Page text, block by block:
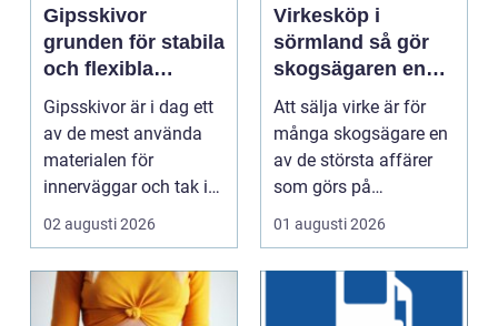
Gipsskivor
grunden för stabila
och flexibla
innerväggar
Gipsskivor är i dag ett
av de mest använda
materialen för
innerväggar och tak i
både bostäder och of...
02 augusti 2026
Virkesköp i
sörmland så gör
skogsägaren en
trygg och lönsam
affär
Att sälja virke är för
många skogsägare en
av de största affärer
som görs på
fastigheten. Samtidigt
01 augusti 2026